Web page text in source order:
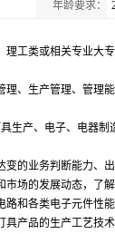
年龄要求：
工类或相关专业大专
、生产管理、管理
生产、电子、电器制
的业务判断能力、
场的发展动态，了解
和各类电子元件性能
产品的生产工艺技术